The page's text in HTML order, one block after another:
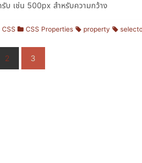
เช่น 500px สำหรับความกว้าง
CSS CSS Properties property
2 3